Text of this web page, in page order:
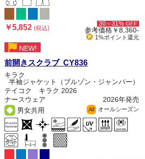
￥5,852(税込)
30～31% OFF
参考価格￥8,360-
1%ポイント 還元
NEW!
前開きスクラブ CY836
キラク
半袖ジャケット（ブルゾン・ジャンパー）
テイコク キラク 2026
ナースウェア
2026年発売
男女共用
All オールシーズン